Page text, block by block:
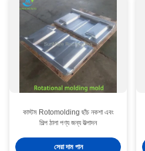
কাস্টম Rotomolding ছাঁচ নকশা এবং
শিল্প ঠালা পণ্য জন্য উত্পাদন
সেরা দাম পান